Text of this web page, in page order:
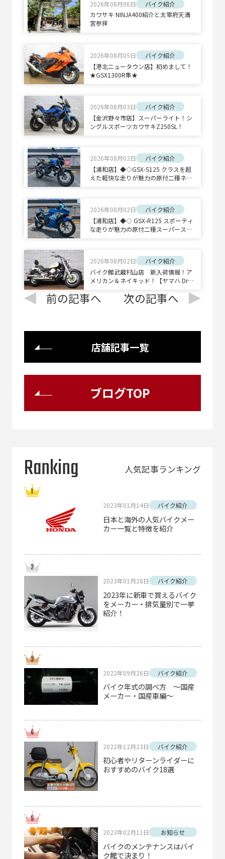
2026年08月06日
バイク紹介
カワサキ NINJA400紹介と太宰府天満
宮参拝
2026年08月05日
バイク紹介
【港北ニュータウン店】初めまして！
★GSX1300R隼★
2026年08月03日
バイク紹介
【金沢野々市店】スーパーライト！シ
ングルスポーツカワサキZ250SL！
2026年08月02日
バイク紹介
【浦和店】◆◇GSX-S125 クラスを超
えた軽快な走りが魅力の原付二種ネイ
2026年08月02日
バイク紹介
【浦和店】◆◇ GSX-R125 スポーティ
な走りが魅力の原付二種スーパースポ
2026年08月02日
バイク紹介
バイク館武蔵村山店 新入荷情報！ア
メリカン＆ネイキッド！【ヤマハ Drag
R BOLD'OR】
前の記事へ
店舗記事一覧
次の記事へ
ブログTOP
Ranking 人気記事ランキング
2023年01月14日 バイク紹介
日本と海外の人気バイクメー
カー一覧と特徴を紹介
2023年01月28日 バイク紹介
2023年に新車で買えるバイク
をメーカー・排気量別で一挙
紹介！
2022年09月26日 バイク紹介
バイク年式の調べ方 ～国産
メーカー・国産車編～
2022年12月23日 バイク紹介
初心者やリターンライダーに
おすすめのバイク18選
2023年02月11日 お知らせ
バイクのメンテナンスはバイ
ク館で決まり！